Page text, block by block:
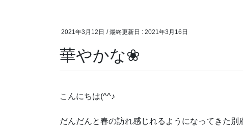
2021年3月12日 / 最終更新日 : 2021年3月16日
華やかな❀
こんにちは(^^♪
だんだんと春の訪れ感じれるようになってきた別